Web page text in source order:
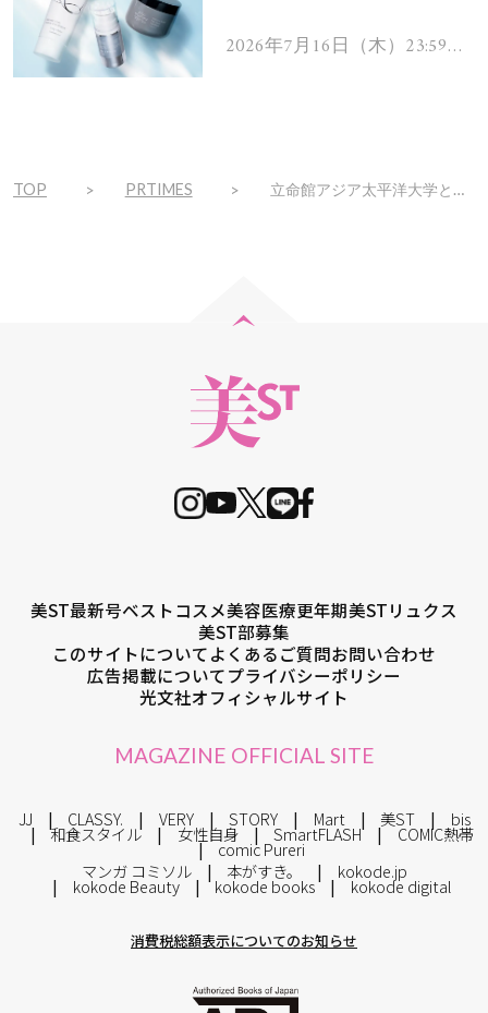
ムを13名様にプレゼン
2026年7月16日（木）23:59ま
TOP PRTIMES 立命館アジア太平洋大学とPR TIMES、学生起業の広報PRで連携協定を締結
美ST最新号ベストコスメ美容医療更年期美STリュクス
美ST部募集
このサイトについてよくあるご質問お問い合わせ
広告掲載についてプライバシーポリシー
光文社オフィシャルサイト
MAGAZINE OFFICIAL SITE
JJ CLASSY. VERY STORY Mart 美ST bis
和食スタイル 女性自身 SmartFLASH COMIC熱帯
comic Pureri
マンガ コミソル
本がすき。 kokode.jp
kokode Beauty kokode books kokode digital
消費税総額表示についてのお知らせ